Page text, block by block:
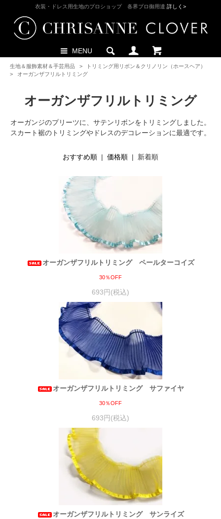
衣装・ドレス用生地のプロショップ 各界プロ御用達 詳しく>
MENU
生地＆服飾素材＆手芸用品 >
トリミング用リボン＆クリノリン（ホースヘア）
>
オーガンザフリルトリミング
オーガンザフリルトリミング
オーガンジのプリーツに、サテンリボンをトリミングしました。
スカート裾のトリミングやドレスのデコレーションに最適です。
おすすめ順 | 価格順 | 新着順
オーガンザフリルトリミング ペールターコイズ
30％OFF
693円(税込)
オーガンザフリルトリミング サファイヤ
30％OFF
693円(税込)
オーガンザフリルトリミング サンライズ